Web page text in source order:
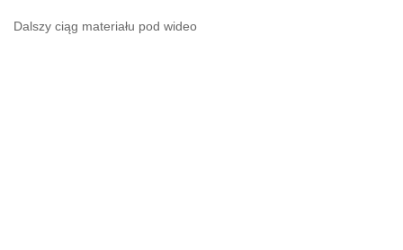
Dalszy ciąg materiału pod wideo